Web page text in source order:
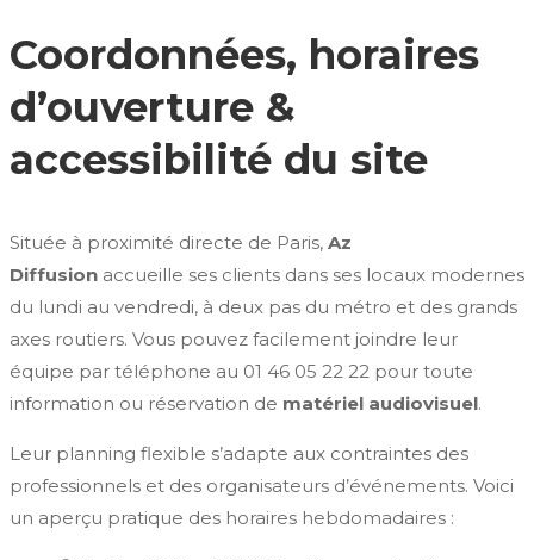
Coordonnées, horaires
d’ouverture &
accessibilité du site
Située à proximité directe de Paris, Az
Diffusion accueille ses clients dans ses locaux modernes
du lundi au vendredi, à deux pas du métro et des grands
axes routiers. Vous pouvez facilement joindre leur
équipe par téléphone au 01 46 05 22 22 pour toute
information ou réservation de matériel audiovisuel.
Leur planning flexible s’adapte aux contraintes des
professionnels et des organisateurs d’événements. Voici
un aperçu pratique des horaires hebdomadaires :